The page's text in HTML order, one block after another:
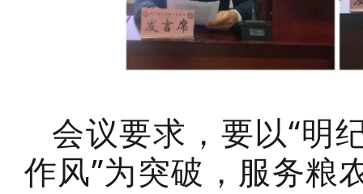
会议要求，要以“明
作风”为突破，服务粮